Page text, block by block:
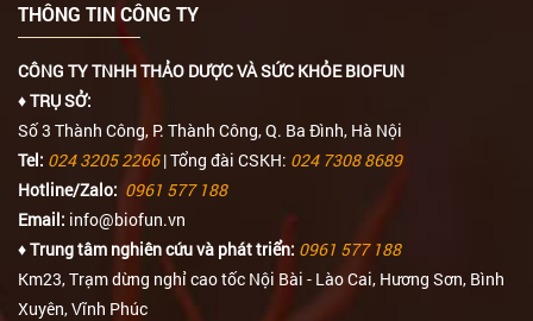
THÔNG TIN CÔNG TY
CÔNG TY TNHH THẢO DƯỢC VÀ SỨC KHỎE BIOFUN
♦ TRỤ SỞ:
Số 3 Thành Công, P. Thành Công, Q. Ba Đình, Hà Nội
Tel: 024 3205 2266| Tổng đài CSKH: 024 7308 8689
Hotline/Zalo: 0961 577 188
Email: info@biofun.vn
♦ Trung tâm nghiên cứu và phát triển: 0961 577 188
Km23, Trạm dừng nghỉ cao tốc Nội Bài - Lào Cai, Hương Sơn, Bình
Xuyên, Vĩnh Phúc